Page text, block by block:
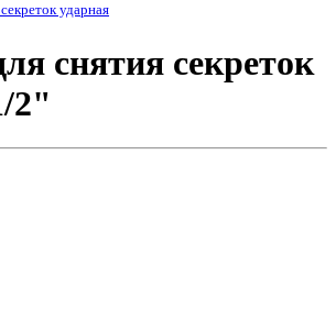
ударная
снятия секреток
2"